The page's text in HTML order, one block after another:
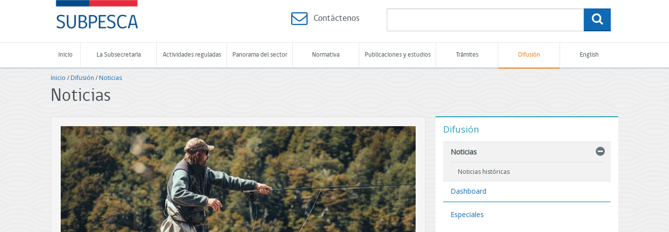
-
Subsecretaría
de
Pesca
Acuicultura
-
Gobierno
de
Contáctenos
Inicio La Subsecretaría Actividades reguladas Panorama del sector Normativa Publicaciones y estudios Trámites Difusión English
Inicio /Difusión /Noticias
Noticias
Difusión
Noticias
Noticias históricas
Dashboard
Especiales